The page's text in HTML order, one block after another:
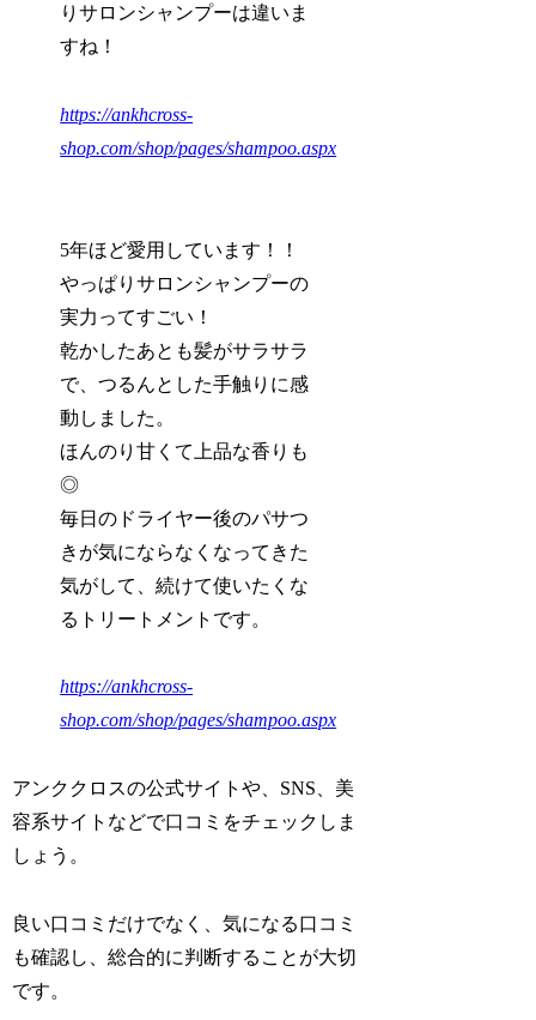
りサロンシャンプーは違いま
すね！
https://ankhcross-
shop.com/shop/pages/shampoo.aspx
5年ほど愛用しています！！
やっぱりサロンシャンプーの
実力ってすごい！
乾かしたあとも髪がサラサラ
で、つるんとした手触りに感
動しました。
ほんのり甘くて上品な香りも
◎
毎日のドライヤー後のパサつ
きが気にならなくなってきた
気がして、続けて使いたくな
るトリートメントです。
https://ankhcross-
shop.com/shop/pages/shampoo.aspx
アンククロスの公式サイトや、SNS、美
容系サイトなどで口コミをチェックしま
しょう。
良い口コミだけでなく、気になる口コミ
も確認し、総合的に判断することが大切
です。